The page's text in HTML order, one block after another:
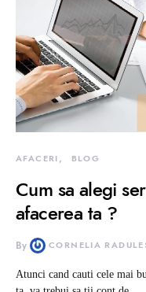
AFACERI BLOG
Cum sa alegi
afacerea ta ?
By CORNELIA
Atunci cand cauti cele mai